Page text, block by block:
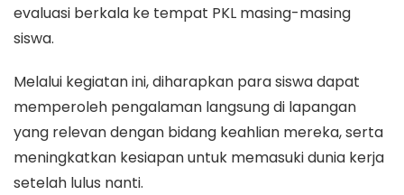
evaluasi berkala ke tempat PKL masing-masing
siswa.
Melalui kegiatan ini, diharapkan para siswa dapat
memperoleh pengalaman langsung di lapangan
yang relevan dengan bidang keahlian mereka, serta
meningkatkan kesiapan untuk memasuki dunia kerja
setelah lulus nanti.